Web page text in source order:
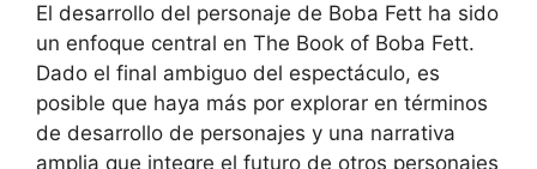
El desarrollo del personaje de Boba Fett ha sido
un enfoque central en The Book of Boba Fett.
Dado el final ambiguo del espectáculo, es
posible que haya más por explorar en términos
de desarrollo de personajes y una narrativa
amplia que integre el futuro de otros personajes